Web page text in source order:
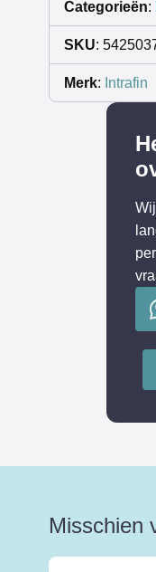
Categorieën:
SKU:
Merk: Intrafin
Misschien